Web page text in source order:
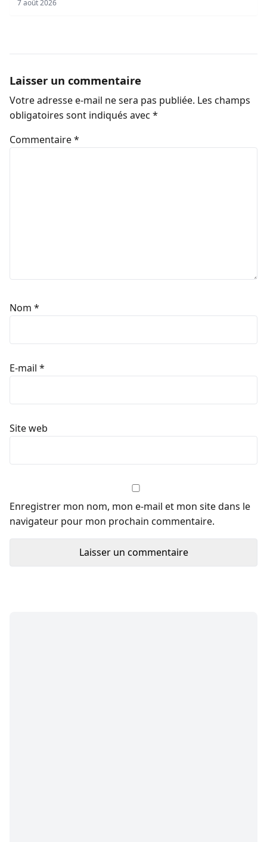
7 août 2026
Laisser un commentaire
Votre adresse e-mail ne sera pas publiée. Les champs
obligatoires sont indiqués avec *
Commentaire*
Nom *
E-mail *
Site web
Enregistrer mon nom, mon e-mail et mon site dans le
navigateur pour mon prochain commentaire.